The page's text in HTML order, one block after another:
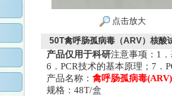
点击放大
50T禽呼肠孤病毒（ARV）核酸
产品仅用于科研注意事项：1
6．PCR技术的基本原理；7．
产品名称： 禽呼肠孤病毒
规格：48T/盒